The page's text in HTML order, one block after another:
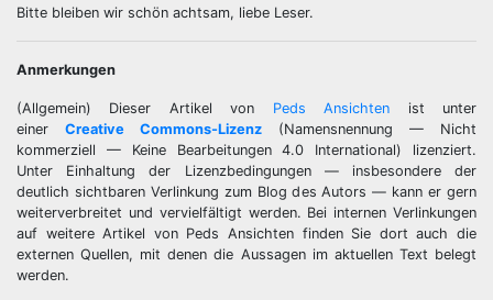
Bitte bleiben wir schön achtsam, liebe Leser.
Anmerkungen
(Allgemein) Dieser Artikel von Peds Ansichten ist unter
einer Creative Commons-Lizenz (Namensnennung — Nicht
kommerziell — Keine Bearbeitungen 4.0 International) lizenziert.
Unter Einhaltung der Lizenzbedingungen — insbesondere der
deutlich sichtbaren Verlinkung zum Blog des Autors — kann er gern
weiterverbreitet und vervielfältigt werden. Bei internen Verlinkungen
auf weitere Artikel von Peds Ansichten finden Sie dort auch die
externen Quellen, mit denen die Aussagen im aktuellen Text belegt
werden.